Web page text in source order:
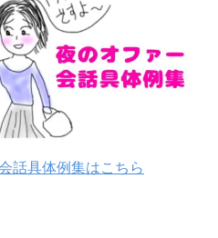
話具体例集はこちら